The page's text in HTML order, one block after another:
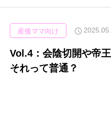
産後ママ向け
Vol.4：会陰切開や帝
それって普通？